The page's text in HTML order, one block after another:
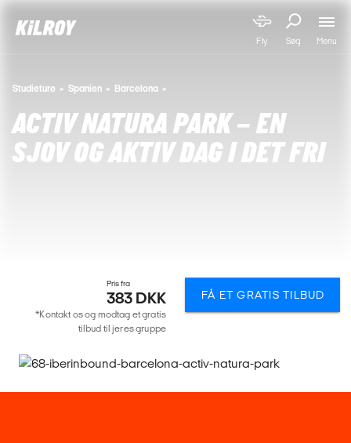
Fly Søg Menu
Studieture Spanien Barcelona
ACTIV NATURA PARK – EN
SJOV OG AKTIV DAG I DET FRI
Pris fra
383 DKK
*Kontakt os og modtag et gratis
tilbud til jeres gruppe
FÅ ET GRATIS TILBUD